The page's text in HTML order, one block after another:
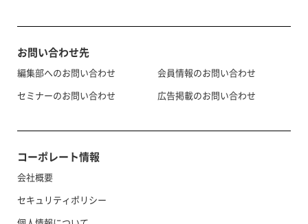
お問い合わせ先
編集部へのお問い合わせ
セミナーのお問い合わせ
会員情報のお問い合わせ
広告掲載のお問い合わせ
コーポレート情報
会社概要
セキュリティポリシー